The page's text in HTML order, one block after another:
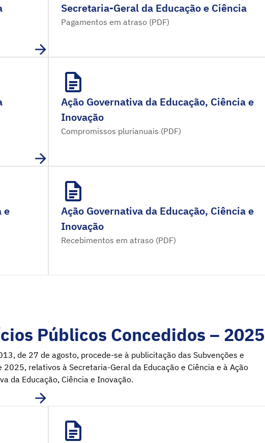
Secretaria-Geral da Educação e Ciência
Pagamentos em atraso (PDF)
Ação Governativa da Educação, Ciência e
Inovação
Compromissos plurianuais (PDF)
e
Ação Governativa da Educação, Ciência e
Inovação
Recebimentos em atraso (PDF)
Públicos Concedidos – 2025
de 27 de agosto, procede-se à publicitação das Subvenções e
relativos à Secretaria-Geral da Educação e Ciência e à Ação
da Educação, Ciência e Inovação.